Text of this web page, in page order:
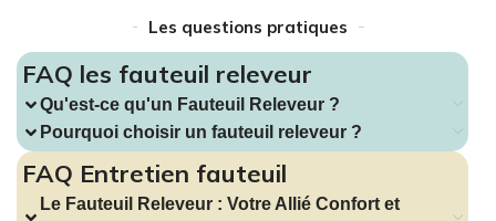
Les questions pratiques
FAQ les fauteuil releveur
Qu'est-ce qu'un Fauteuil Releveur ?
Pourquoi choisir un fauteuil releveur ?
FAQ Entretien fauteuil
Le Fauteuil Releveur : Votre Allié Confort et